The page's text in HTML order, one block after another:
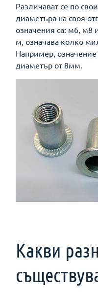
Различават се по
диаметъра на своя
означения са: м6, м8
м, означава колко
Например,
диаметър от 8мм.
Какви